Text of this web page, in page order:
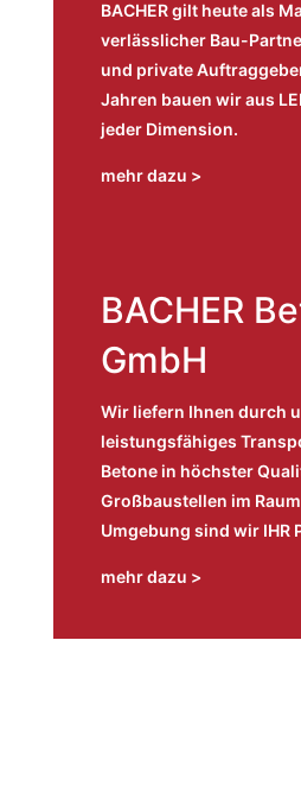
BACHER gilt heute als
verlässlicher Bau-
und private
Jahren bauen wir aus
jeder Dimension.
mehr dazu >
BACHER
GmbH
Wir liefern Ihnen durch
leistungsfähiges
Betone in höchster
Großbaustellen im
Umgebung sind wir IHR
mehr dazu >